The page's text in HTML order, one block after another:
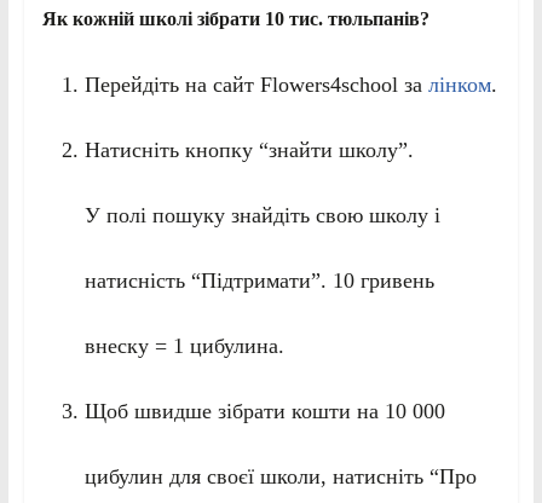
Як кожній школі зібрати 10 тис. тюльпанів?
Перейдіть на сайт Flowers4school за лінком.
Натисніть кнопку “знайти школу”.
У полі пошуку знайдіть свою школу і
натисність “Підтримати”. 10 гривень
внеску = 1 цибулина.
Щоб швидше зібрати кошти на 10 000
цибулин для своєї школи, натисніть “Про